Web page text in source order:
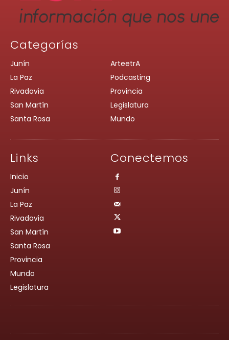
Categorías
Junín
La Paz
Rivadavia
San Martín
Santa Rosa
ArteetrA
Podcasting
Provincia
Legislatura
Mundo
Links
Inicio
Junín
La Paz
Rivadavia
San Martín
Santa Rosa
Provincia
Mundo
Legislatura
Conectemos